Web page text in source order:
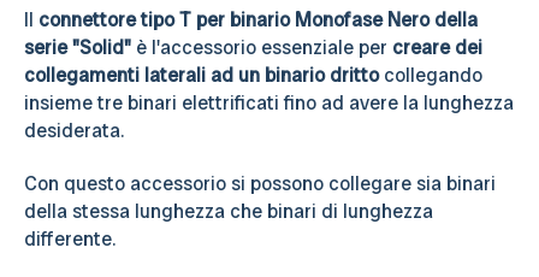
Il connettore tipo T per binario Monofase Nero della
serie "Solid" è l'accessorio essenziale per creare dei
collegamenti laterali ad un binario drittocollegando
insieme tre binari elettrificati fino ad avere la lunghezza
desiderata.
Con questo accessorio si possono collegare sia binari
della stessa lunghezza che binari di lunghezza
differente.